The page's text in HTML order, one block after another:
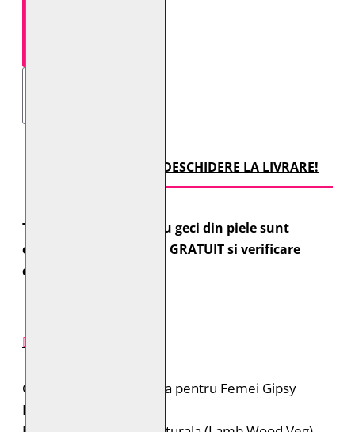
TRANSPORT CU DESCHIDERE LA LIVRARE!
Toate comenzile pentru geci din piele sunt
expediate cu transport GRATUIT si verificare
colet.
Geaca din Piele Naturala pentru Femei Gipsy
Brand: Gipsy